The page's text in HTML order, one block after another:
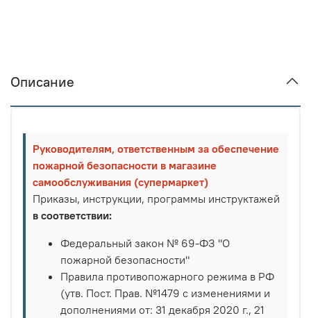
Описание
Руководителям, ответственным за обеспечение
пожарной безопасности в магазине
самообслуживания (супермаркет)
Приказы, инструкции, программы инструктажей
в соответствии:
Федеральный закон № 69-ФЗ "О
пожарной безопасности"
Правила противопожарного режима в РФ
(утв. Пост. Прав. №1479 с изменениями и
дополнениями от: 31 декабря 2020 г., 21